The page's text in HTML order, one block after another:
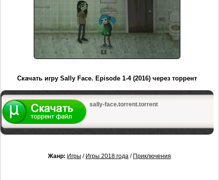
Скачать игру Sally Face. Episode 1-4 (2016) через торрент
sally-face.torrent.torrent
Жанр: Игры / Игры 2018 года / Приключения